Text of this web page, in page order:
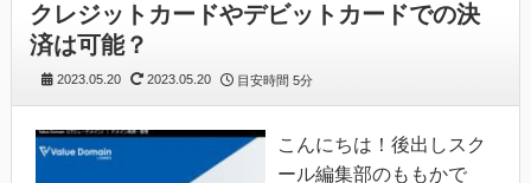
クレジットカードやデビットカードでの決
済は可能？
2023.05.20 2023.05.20 目安時間 5分
こんにちは！後出しスク
ール編集部のももかで